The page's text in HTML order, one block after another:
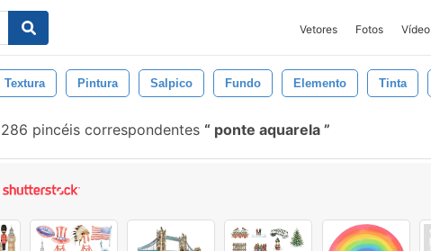
Vetores Fotos Vídeo
Textura Pintura Salpico Fundo Elemento Tinta
286 pincéis correspondentes ponte aquarela